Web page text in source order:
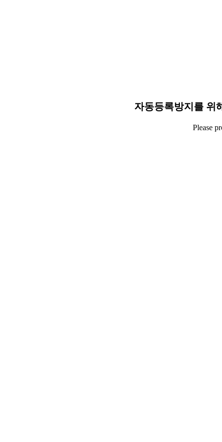
자동등록방지를 위
Please